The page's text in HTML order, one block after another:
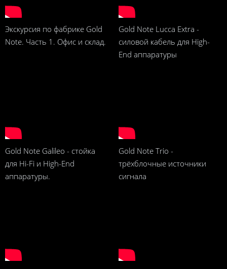
Экскурсия по фабрике Gold
Note. Часть 1. Офис и склад.
Gold Note Lucca Extra -
силовой кабель для High-
End аппаратуры
Gold Note Galileo - стойка
для Hi-Fi и High-End
аппаратуры.
Gold Note Trio -
трёхблочные источники
сигнала